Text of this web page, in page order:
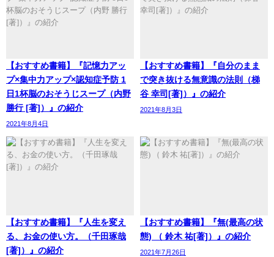
【おすすめ書籍】『記憶力アッ
プ×集中力アップ×認知症予防 1
日1杯脳のおそうじスープ（内野
勝行 [著]）』の紹介
2021年8月4日
【おすすめ書籍】『自分のまま
で突き抜ける無意識の法則（梯
谷 幸司[著]）』の紹介
2021年8月3日
【おすすめ書籍】『人生を変え
る、お金の使い方。（千田琢哉
[著]）』の紹介
【おすすめ書籍】『無(最高の状
態) （ 鈴木 祐[著]）』の紹介
2021年7月26日